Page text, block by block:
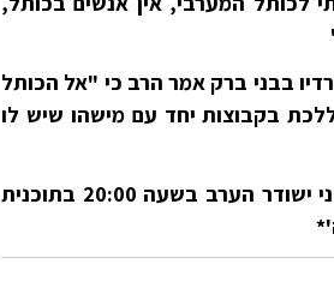
בבני ברק אמר הרב כי "אל הכותל
בקבוצות יחד עם מישהו שיש לו
ראיון עם חבר מועצת חכמי התורה הגאון הרב שמעון בעדני ישודר הערב בשעה 20:00 בתוכנית